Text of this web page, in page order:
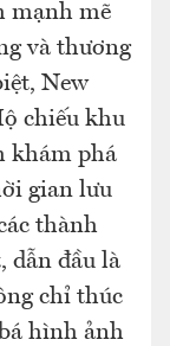
mạnh mẽ
và thương
New
chiếu khu
khám phá
gian lưu
thành
dẫn đầu là
chỉ thúc
hình ảnh